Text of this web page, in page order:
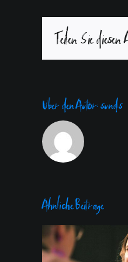
Teilen Sie
Über den Autor:sunds
Ähnliche Beiträge